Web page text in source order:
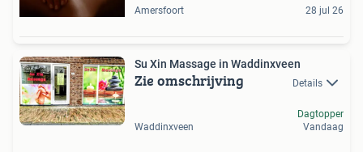
Amersfoort 28 jul 26
Su Xin Massage in Waddinxveen
Zie omschrijving Details
Waddinxveen
Dagtopper
Vandaag